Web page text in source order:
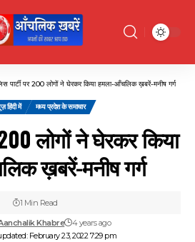
पार्टी पर 200 लोगों ने घेरकर किया हमला-आँचलिक ख़बरें-मनीष गर्ग
हिंदी में मध्य प्रदेश के समाचार
200 लोगों ने घेरकर किया
ख़बरें-मनीष गर्ग
February 23, 2022 7:29 pm
Khabre 4 years ago
1 Min Read